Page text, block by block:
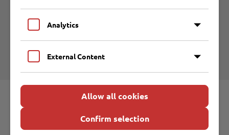
Jalousien, größer 2m
Kontakt Abfallberatung
Analytics
External Content
Allow all cookies
Confirm selection